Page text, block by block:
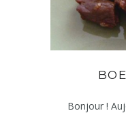
Bonjour !